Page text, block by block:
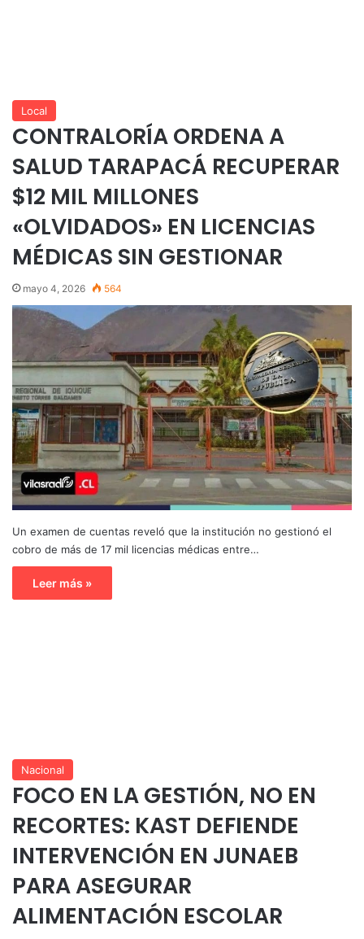
Local
CONTRALORÍA ORDENA A
SALUD TARAPACÁ RECUPERAR
$12 MIL MILLONES
«OLVIDADOS» EN LICENCIAS
MÉDICAS SIN GESTIONAR
mayo 4, 2026 564
Un examen de cuentas reveló que la institución no gestionó el
cobro de más de 17 mil licencias médicas entre…
Leer más »
Nacional
FOCO EN LA GESTIÓN, NO EN
RECORTES: KAST DEFIENDE
INTERVENCIÓN EN JUNAEB
PARA ASEGURAR
ALIMENTACIÓN ESCOLAR